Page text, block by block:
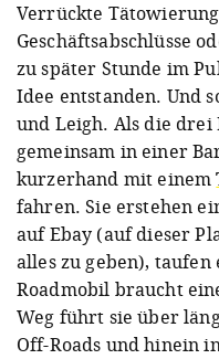
Verrückte
Geschäftsabschlüsse
zu später Stunde im
Idee entstanden. Und
und Leigh. Als die drei
gemeinsam in einer
kurzerhand mit einem
fahren. Sie erstehen
auf Ebay (auf dieser
alles zu geben), taufen
Roadmobil braucht
Weg führt sie über
Off-Roads und hinein